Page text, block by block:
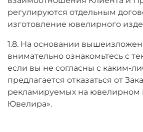
регулируются отдельным
изготовление ювелирного
1.8. На основании
внимательно ознакомьтесь с
если вы не согласны с каким-
предлагается отказаться от
рекламируемых на ювелирном
Ювелира».